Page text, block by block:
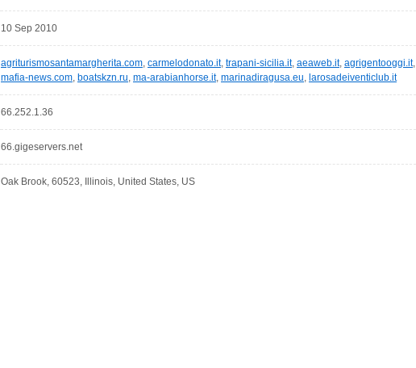
10 Sep 2010
agriturismosantamargherita.com, carmelodonato.it, trapani-sicilia.it, aeaweb.it, agrigentooggi.it,
mafia-news.com, boatskzn.ru, ma-arabianhorse.it, marinadiragusa.eu, larosadeiventiclub.it
66.252.1.36
66.gigeservers.net
Oak Brook, 60523, Illinois, United States, US